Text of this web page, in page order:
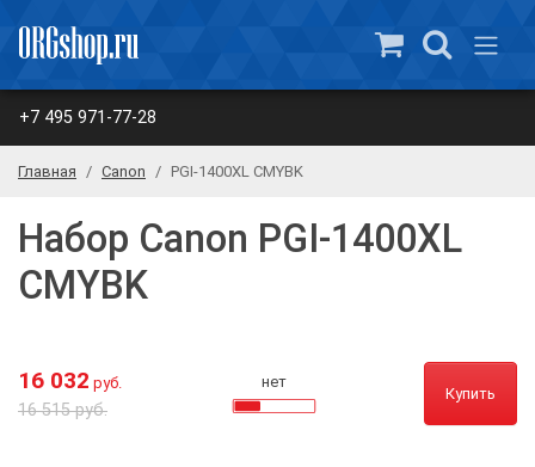
+7 495 971-77-28
Главная Canon PGI-1400XL CMYBK
Набор Canon PGI-1400XL
CMYBK
16 032 руб.
16 515 руб.
нет
Купить